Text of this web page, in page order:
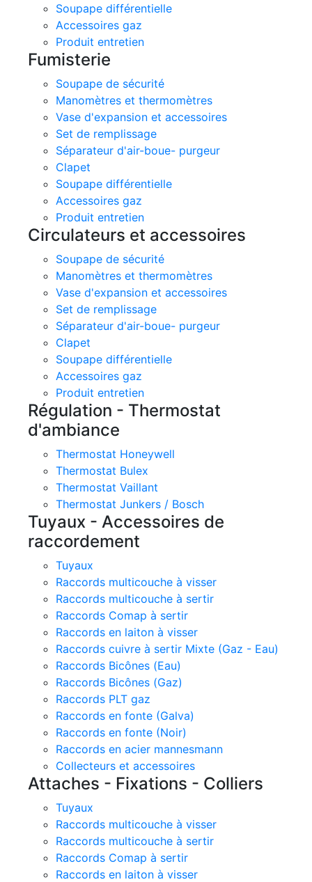
Soupape différentielle
Accessoires gaz
Produit entretien
Fumisterie
Soupape de sécurité
Manomètres et thermomètres
Vase d'expansion et accessoires
Set de remplissage
Séparateur d'air-boue- purgeur
Clapet
Soupape différentielle
Accessoires gaz
Produit entretien
Circulateurs et accessoires
Soupape de sécurité
Manomètres et thermomètres
Vase d'expansion et accessoires
Set de remplissage
Séparateur d'air-boue- purgeur
Clapet
Soupape différentielle
Accessoires gaz
Produit entretien
Régulation - Thermostat
d'ambiance
Thermostat Honeywell
Thermostat Bulex
Thermostat Vaillant
Thermostat Junkers / Bosch
Tuyaux - Accessoires de
raccordement
Tuyaux
Raccords multicouche à visser
Raccords multicouche à sertir
Raccords Comap à sertir
Raccords en laiton à visser
Raccords cuivre à sertir Mixte (Gaz - Eau)
Raccords Bicônes (Eau)
Raccords Bicônes (Gaz)
Raccords PLT gaz
Raccords en fonte (Galva)
Raccords en fonte (Noir)
Raccords en acier mannesmann
Collecteurs et accessoires
Attaches - Fixations - Colliers
Tuyaux
Raccords multicouche à visser
Raccords multicouche à sertir
Raccords Comap à sertir
Raccords en laiton à visser